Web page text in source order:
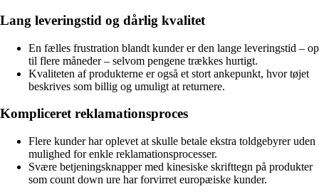
Lang leveringstid og dårlig kvalitet
En fælles frustration blandt kunder er den lange leveringstid – op
til flere måneder – selvom pengene trækkes hurtigt.
Kvaliteten af produkterne er også et stort ankepunkt, hvor tøjet
beskrives som billig og umuligt at returnere.
Kompliceret reklamationsproces
Flere kunder har oplevet at skulle betale ekstra toldgebyrer uden
mulighed for enkle reklamationsprocesser.
Svære betjeningsknapper med kinesiske skrifttegn på produkter
som count down ure har forvirret europæiske kunder.